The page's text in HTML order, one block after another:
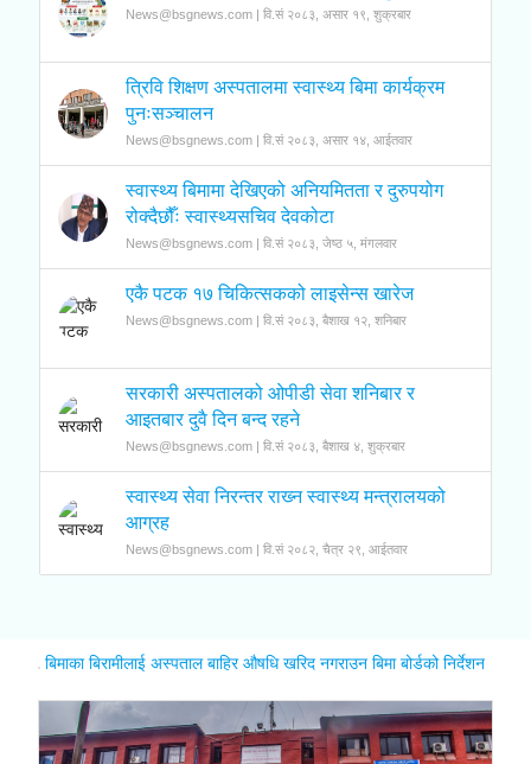
News@bsgnews.com | वि.सं २०८३, असार १९, शुक्रबार
त्रिवि शिक्षण अस्पतालमा स्वास्थ्य बिमा कार्यक्रम
पुनःसञ्चालन
News@bsgnews.com | वि.सं २०८३, असार १४, आईतवार
स्वास्थ्य बिमामा देखिएको अनियमितता र दुरुपयोग
रोक्दैछौँः स्वास्थ्यसचिव देवकोटा
News@bsgnews.com | वि.सं २०८३, जेष्ठ ५, मंगलवार
एकै पटक १७ चिकित्सकको लाइसेन्स खारेज
News@bsgnews.com | वि.सं २०८३, बैशाख १२, शनिबार
सरकारी अस्पतालको ओपीडी सेवा शनिबार र
आइतबार दुवै दिन बन्द रहने
News@bsgnews.com | वि.सं २०८३, बैशाख ४, शुक्रबार
स्वास्थ्य सेवा निरन्तर राख्‍न स्वास्थ्य मन्त्रालयको
आग्रह
News@bsgnews.com | वि.सं २०८२, चैत्र २९, आईतवार
बिमाका बिरामीलाई अस्पताल बाहिर औषधि खरिद नगराउन बिमा बोर्डको निर्देशन